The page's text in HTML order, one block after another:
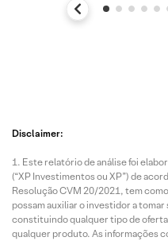
Disclaimer:
Este relatório de análise foi
(“XP Investimentos ou XP”) de
Resolução CVM 20/2021, tem
possam auxiliar o investidor a
constituindo qualquer tipo de
qualquer produto. As informações